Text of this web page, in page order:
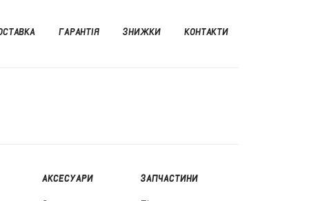
ГАРАНТІЯ ЗНИЖКИ КОНТАКТИ
АКСЕСУАРИ ЗАПЧАСТИНИ